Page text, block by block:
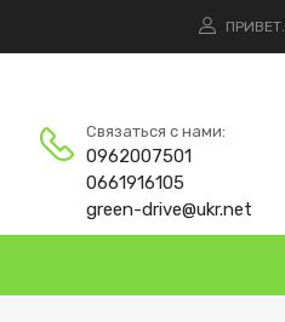
ПРИВЕТ.
Связаться с нами:
0962007501
0661916105
green-drive@ukr.net